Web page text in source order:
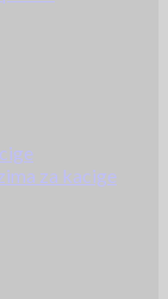
za kacige